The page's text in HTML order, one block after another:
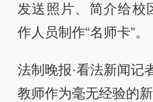
发送照片、简介给校
作人员制作“名师卡”。
法制晚报·看法新闻记
教师作为毫无经验的